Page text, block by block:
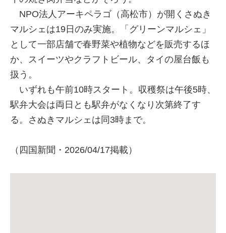
NPO法人アーキペラゴ（高松市）が開くさぬき
マルシェは19日のみ実施。「グリーンマルシェ」
として一部店舗で春野菜や植物などを販売するほ
か、スイーツやクラフトビール、タイの屋台飯も
扱う。
いずれも午前10時スタート。収穫祭は午後5時、
駅弁大会は両日とも駅弁がなくなり次第終了す
る。さぬきマルシェは同3時まで。
（四国新聞・2026/04/17掲載）